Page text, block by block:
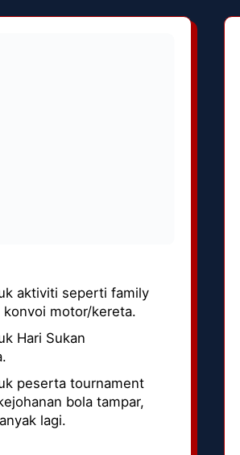
aktiviti seperti family
konvoi motor/kereta.
Hari Sukan
peserta tournament
bola tampar,
lagi.